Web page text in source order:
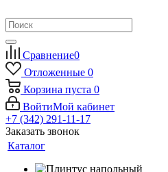
Сравнение0
Отложенные 0
Корзина пуста 0
ВойтиМой кабинет
+7 (342) 291-11-17
Заказать звонок
Каталог